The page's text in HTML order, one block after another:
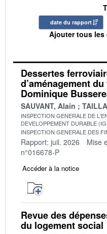
date du rapport
Ajouter tous les
Dessertes
d’aménagement
Dominique
SAUVANT, Alain
INSPECTION GENERALE DE
DEVELOPPEMENT DURABLE
INSPECTION GENERALE DES
Rapport: juil. 2026 Mise
n°016678-P
Accéder à la notice
Revue des
du logement social